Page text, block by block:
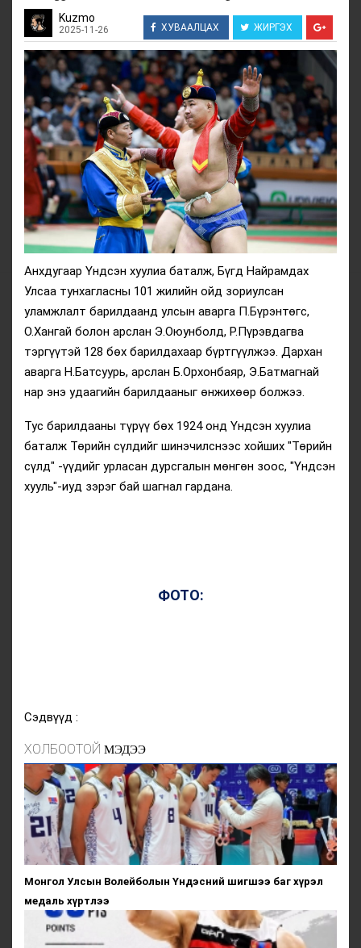
Kuzmo
2025-11-26 ХУВААЛЦАХ ЖИРГЭХ
Анхдугаар Үндсэн хуулиа баталж, Бүгд Найрамдах
Улсаа тунхагласны 101 жилийн ойд зориулсан
уламжлалт барилдаанд улсын аварга П.Бүрэнтөгс,
О.Хангай болон арслан Э.Оюунболд, Р.Пүрэвдагва
тэргүүтэй 128 бөх барилдахаар бүртгүүлжээ. Дархан
аварга Н.Батсуурь, арслан Б.Орхонбаяр, Э.Батмагнай
нар энэ удаагийн барилдааныг өнжихөөр болжээ.
Тус барилдааны түрүү бөх 1924 онд Үндсэн хуулиа
баталж Төрийн сүлдийг шинэчилснээс хойших "Төрийн
сүлд" -үүдийг урласан дурсгалын мөнгөн зоос, "Үндсэн
хууль"-иуд зэрэг бай шагнал гардана.
ФОТО:
Сэдвүүд :
ХОЛБООТОЙ МЭДЭЭ
Монгол Улсын Волейболын Үндэсний шигшээ баг хүрэл
медаль хүртлээ